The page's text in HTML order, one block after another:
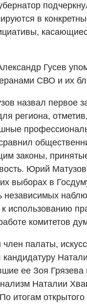
в
Гусев
СВО и их
назвал первое
региона,
законы,
Юрий
выборах в
независимых
использованию
комитетов
палаты,
ее Зоя
Наталии
итогам